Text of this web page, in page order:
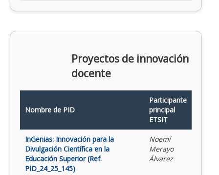
Proyectos de innovación
docente
Nombre de PID
Participante
principal
ETSIT
InGenias: Innovación para la
Divulgación Científica en la
Educación Superior (Ref.
PID_24_25_145)
Noemí
Merayo
Álvarez